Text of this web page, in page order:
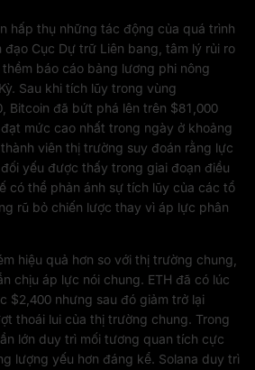
hấp thụ những tác động của quá trình
đạo Cục Dự trữ Liên bang, tâm lý rủi ro
báo cáo bảng lương phi nông
Sau khi tích lũy trong vùng
Bitcoin đã bứt phá lên trên $81,000
mức cao nhất trong ngày ở khoảng
viên thị trường suy đoán rằng lực
yếu được thấy trong giai đoạn điều
có thể phản ánh sự tích lũy của các tổ
rũ bỏ chiến lược thay vì áp lực phân
hiệu quả hơn so với thị trường chung,
chịu áp lực nói chung. ETH đã có lúc
$2,400 nhưng sau đó giảm trở lại
thoái lui của thị trường chung. Trong
lớn duy trì mối tương quan tích cực
lượng yếu hơn đáng kể. Solana duy trì